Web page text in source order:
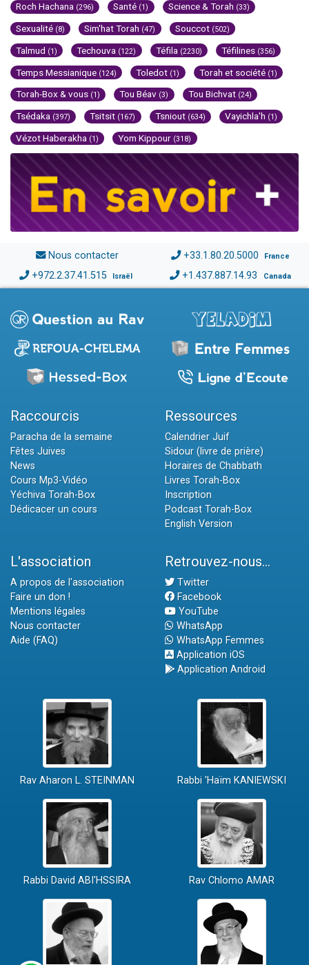
Roch Hachana (296) Santé (1) Science & Torah (33)
Sexualité (8) Sim'hat Torah (47) Souccot (502)
Talmud (1) Techouva (122) Téfila (2230) Téfilines (356)
Temps Messianique (124) Toledot (1) Torah et société (1)
Torah-Box & vous (1) Tou Béav (3) Tou Bichvat (24)
Tsédaka (397) Tsitsit (167) Tsniout (634) Vayichla'h (1)
Vézot Haberakha (1) Yom Kippour (318)
Nous contacter +33.1.80.20.5000 France
+972.2.37.41.515 Israël +1.437.887.14.93 Canada
Raccourcis
Paracha de la semaine
Fêtes Juives
News
Cours Mp3-Vidéo
Yéchiva Torah-Box
Dédicacer un cours
Ressources
Calendrier Juif
Sidour (livre de prière)
Horaires de Chabbath
Livres Torah-Box
Inscription
Podcast Torah-Box
English Version
L'association
A propos de l'association
Faire un don !
Mentions légales
Nous contacter
Aide (FAQ)
Retrouvez-nous...
Twitter
Facebook
YouTube
WhatsApp
WhatsApp Femmes
Application iOS
Application Android
Rav Aharon L. STEINMAN Rabbi 'Haïm KANIEWSKI
Rabbi David ABI'HSSIRA Rav Chlomo AMAR